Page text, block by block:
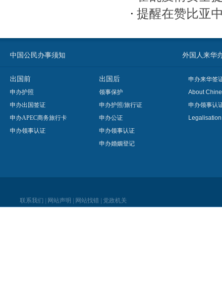
· 提醒在赞比亚
中国公民办事须知 外国人来华
出国前
申办护照
申办出国签证
申办APEC商务旅行卡
申办领事认证
出国后
领事保护
申办护照/旅行证
申办公证
申办领事认证
申办婚姻登记
申办来华签
About
申办领事认
联系我们 网站声明 网站找错 党政机关